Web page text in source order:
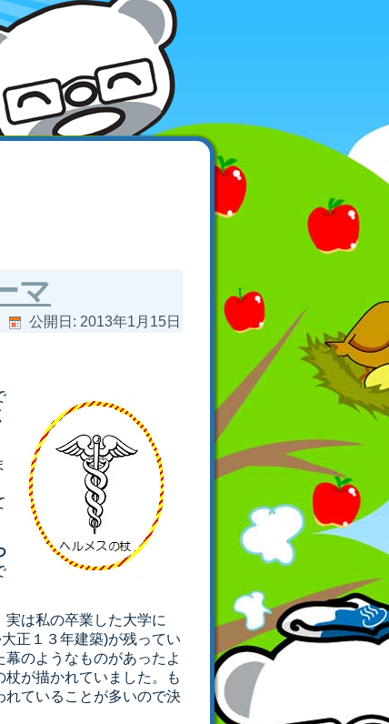
マ
公開日: 2013年1月15日
は私の卒業した大学に
正１３年建築)が残ってい
のようなものがあったよ
が描かれていました。も
れていることが多いので決